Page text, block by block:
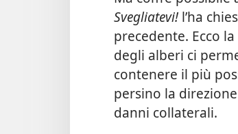
Svegliatevi! l’ha
precedente. Ecco
degli alberi ci
contenere il più
persino la
danni collaterali.